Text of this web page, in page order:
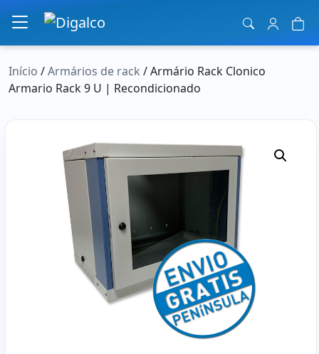
Navegação principal
Início /Armários de rack / Armário Rack Clonico
Armario Rack 9 U | Recondicionado